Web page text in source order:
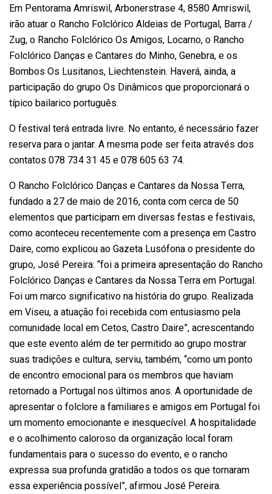
Em Pentorama Amriswil, Arbonerstrase 4, 8580 Amriswil,
irão atuar o Rancho Folclórico Aldeias de Portugal, Barra /
Zug, o Rancho Folclórico Os Amigos, Locarno, o Rancho
Folclórico Danças e Cantares do Minho, Genebra, e os
Bombos Os Lusitanos, Liechtenstein. Haverá, ainda, a
participação do grupo Os Dinâmicos que proporcionará o
típico bailarico português.
O festival terá entrada livre. No entanto, é necessário fazer
reserva para o jantar. A mesma pode ser feita através dos
contatos 078 734 31 45 e 078 605 63 74.
O Rancho Folclórico Danças e Cantares da Nossa Terra,
fundado a 27 de maio de 2016, conta com cerca de 50
elementos que participam em diversas festas e festivais,
como aconteceu recentemente com a presença em Castro
Daire, como explicou ao Gazeta Lusófona o presidente do
grupo, José Pereira: “foi a primeira apresentação do Rancho
Folclórico Danças e Cantares da Nossa Terra em Portugal.
Foi um marco significativo na história do grupo. Realizada
em Viseu, a atuação foi recebida com entusiasmo pela
comunidade local em Cetos, Castro Daire”, acrescentando
que este evento além de ter permitido ao grupo mostrar
suas tradições e cultura, serviu, também, “como um ponto
de encontro emocional para os membros que haviam
retornado a Portugal nos últimos anos. A oportunidade de
apresentar o folclore a familiares e amigos em Portugal foi
um momento emocionante e inesquecível. A hospitalidade
e o acolhimento caloroso da organização local foram
fundamentais para o sucesso do evento, e o rancho
expressa sua profunda gratidão a todos os que tornaram
essa experiência possível”, afirmou José Pereira.